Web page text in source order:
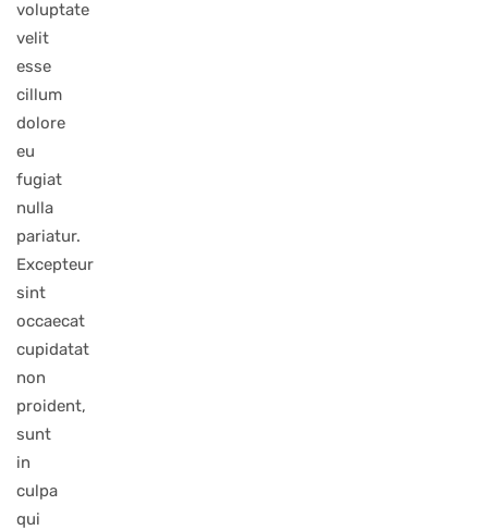
voluptate
velit
esse
cillum
dolore
eu
fugiat
nulla
pariatur.
Excepteur
sint
occaecat
cupidatat
non
proident,
sunt
in
culpa
qui